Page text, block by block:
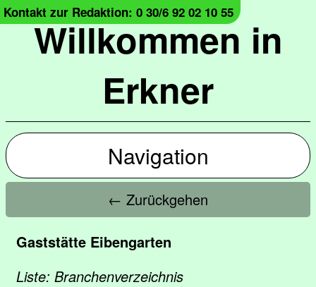
Willkommen in
Erkner
Kontakt zur Redaktion: 0 30/6 92 02 10 55
Navigation
← Zurückgehen
Gaststätte Eibengarten
Liste: Branchenverzeichnis